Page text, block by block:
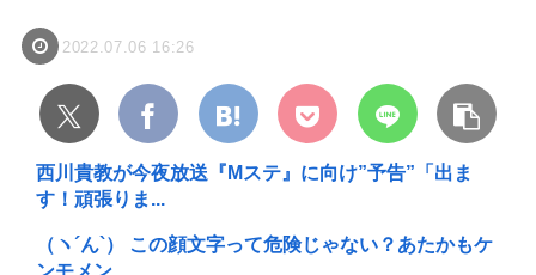
2022.07.06 16:26
西川貴教が今夜放送『Mステ』に向け”予告”「出ま
す！頑張りま...
（ヽ´ん`） この顔文字って危険じゃない？あたかもケ